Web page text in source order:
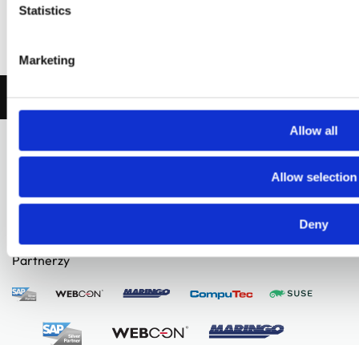
Statistics
Marketing
Allow all
Allow selection
Deny
Porozmawiajmy
o Twoim projekcie
Zaplanuj
Partnerzy